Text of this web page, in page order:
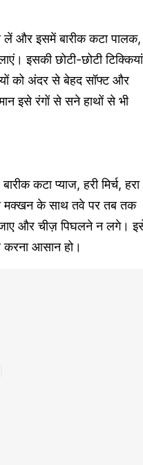
लें और इसमें बारीक कटा पालक,
इसकी छोटी-छोटी टिक्कियां
को अंदर से बेहद सॉफ्ट और
इसे रंगों से सने हाथों से भी
कटा प्याज, हरी मिर्च, हरा
मक्खन के साथ तवे पर तब तक
और चीज़ पिघलने न लगे।
करना आसान हो।